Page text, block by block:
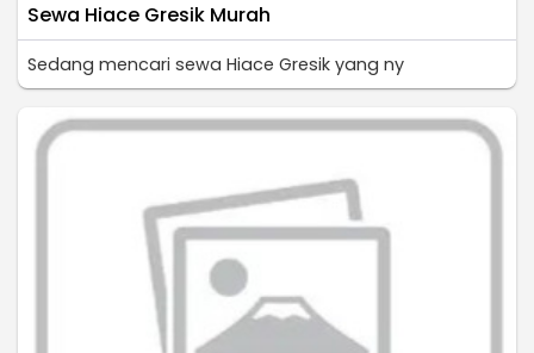
Sewa Hiace Gresik Murah
Sedang mencari sewa Hiace Gresik yang ny